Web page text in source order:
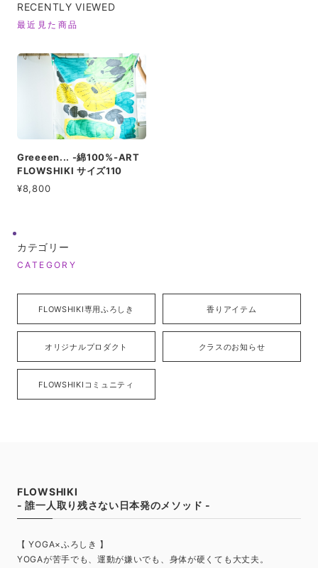
RECENTLY VIEWED
最近見た商品
Greeeen... -綿100%-ART
FLOWSHIKI サイズ110
¥8,800
カテゴリー
CATEGORY
FLOWSHIKI専用ふろしき 香りアイテム
オリジナルプロダクト クラスのお知らせ
FLOWSHIKIコミュニティ
FLOWSHIKI
- 誰一人取り残さない日本発のメソッド -
【 YOGA×ふろしき 】
YOGAが苦手でも、運動が嫌いでも、身体が硬くても大丈夫。